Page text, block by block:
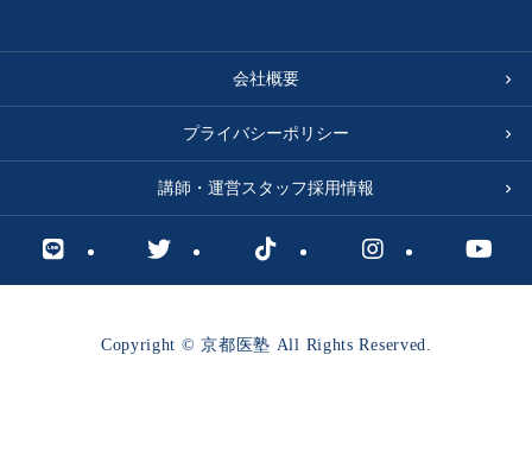
会社概要
プライバシーポリシー
講師・運営スタッフ採用情報
Copyright © 京都医塾 All Rights Reserved.